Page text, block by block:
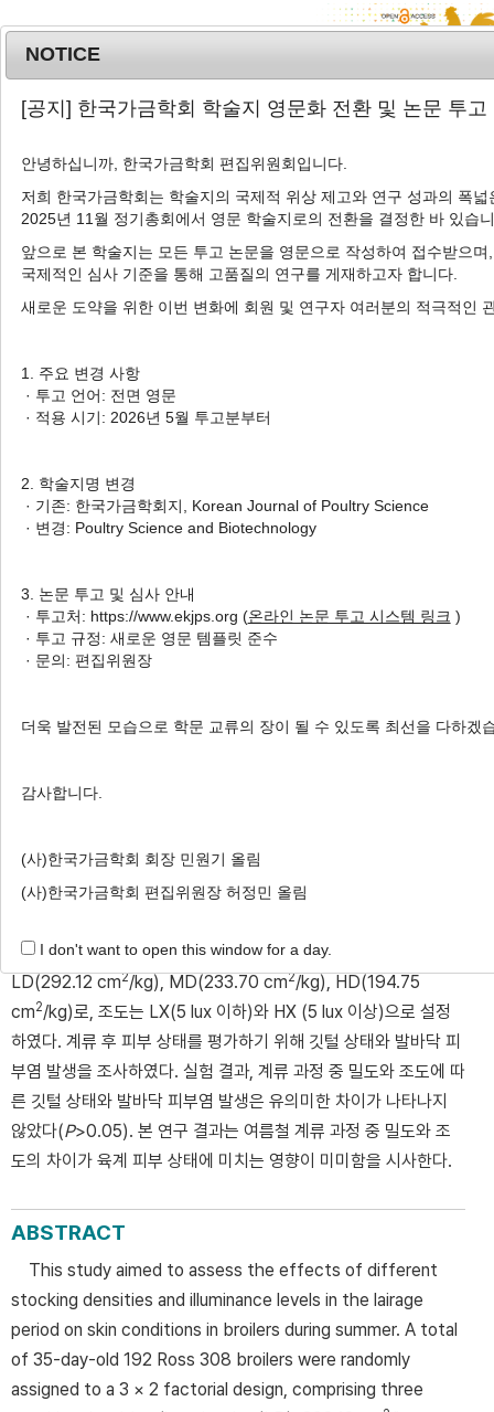
T
o
e
n
a
MENU
Korean J. Poult. Sci. 2024;
51(4): 275-279
pISSN: 1225-6625, eISSN: 2287-5387
Article
여름철 계류 과정 중 밀도와 조도가 육계의
이제석1, * , 유명환
Effects of Stocking Densities and
Conditions of Broilers in Summer
Jeseok Lee , * ,Myunghwan Yu1
Author Information & Copyright▼
Received:Nov 28, 2024; Revised:
Accepted:Dec 05, 2024
적 요
치는 영향을 평가하고자 실시하였다. 총 192수의 35일령 Ross
308 육계를 3 × 2 요인 배치법으로 무작위 배치하여 실험을 수행
× 0.57 m × 0.29 m)에 배치하여 계류하였다. 밀도는
LD(292.12 cm2/kg), MD(233.70 cm2/kg), HD(194.75
cm2/kg)로, 조도는 LX(5 lux 이하)와 HX (5 lux 이상)으로 설정
하였다. 계류 후 피부 상태를 평가하기 위해 깃털 상태와 발바닥 피
부염 발생을 조사하였다. 실험 결과, 계류 과정 중 밀도와 조도에 따
른 깃털 상태와 발바닥 피부염 발생은 유의미한 차이가 나타나지
않았다(P>0.05). 본 연구 결과는 여름철 계류 과정 중 밀도와 조
도의 차이가 육계 피부 상태에 미치는 영향이 미미함을 시사한다.
ABSTRACT
This study aimed to assess the effects of different
stocking densities and illuminance levels in the lairage
period on skin conditions in broilers during summer. A total
of 35-day-old 192 Ross 308 broilers were randomly
assigned to a 3 × 2 factorial design, comprising three
NOTICE
[공지] 한국가금학회 학술지 영문화 전환 및 논문 투고
안녕하십니까, 한국가금학회 편집위원회입니다.
저희 한국가금학회는 학술지의 국제적 위상 제고와 연구 성과의 폭넓
2025년 11월 정기총회에서 영문 학술지로의 전환을 결정한 바 있습
앞으로 본 학술지는 모든 투고 논문을 영문으로 작성하여 접수받으며,
국제적인 심사 기준을 통해 고품질의 연구를 게재하고자 합니다.
새로운 도약을 위한 이번 변화에 회원 및 연구자 여러분의 적극적인
1. 주요 변경 사항
· 투고 언어: 전면 영문
· 적용 시기: 2026년 5월 투고분부터
2. 학술지명 변경
· 기존: 한국가금학회지, Korean Journal of Poultry Science
· 변경: Poultry Science and Biotechnology
3. 논문 투고 및 심사 안내
· 투고처: https://www.ekjps.org (온라인 논문 투고 시스템 링크 )
· 투고 규정: 새로운 영문 템플릿 준수
· 문의: 편집위원장
더욱 발전된 모습으로 학문 교류의 장이 될 수 있도록 최선을 다하겠
감사합니다.
(사)한국가금학회 회장 민원기 올림
(사)한국가금학회 편집위원장 허정민 올림
I don't want to open this window for a day.